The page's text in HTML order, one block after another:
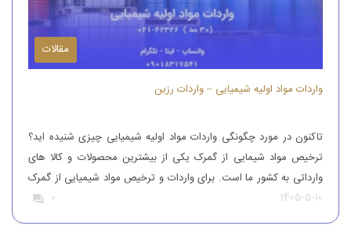
مقالات
واردات مواد اولیه شیمیایی – واردات رزین
تاکنون در مورد چگونگی واردات مواد اولیه شیمیایی چیزی شنیده اید؟
ترخیص مواد شیمایی از گمرک یکی از بیشترین محصولات و کالا های
وارداتی به کشور ما است. برای واردات و ترخیص مواد شیمیایی از گمرک
باید به افراد با تجربه رجوع کرد. افرادی که بتوانند مواد شیمیایی درجه
یک را وارد کنند. واردات و […]
1405-5-10
0